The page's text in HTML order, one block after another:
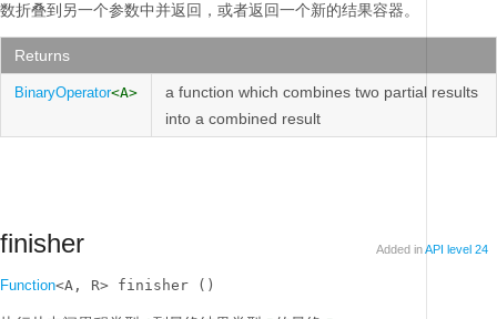
数折叠到另一个参数中并返回，或者返回一个新的结果容器。
Returns
BinaryOperator<A>
a function which combines two partial results
into a combined result
finisher Added inAPI level 24
Function<A, R> finisher ()